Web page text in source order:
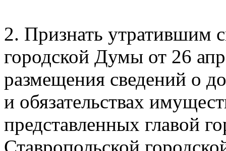
2. Признать утратившим
городской Думы от 26
размещения сведений о
и обязательствах
представленных главой
Ставропольской